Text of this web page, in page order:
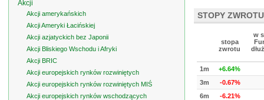
STOPY ZWROTU
stopa
zwrotu
w
1m
+6.64%
3m
-0.67%
6m
-6.21%
Akcji
Akcji amerykańskich
Akcji Ameryki Łacińskiej
Akcji azjatyckich bez Japonii
Akcji Bliskiego Wschodu i Afryki
Akcji BRIC
Akcji europejskich rynków rozwiniętych
Akcji europejskich rynków rozwiniętych MIŚ
Akcji europejskich rynków wschodzących